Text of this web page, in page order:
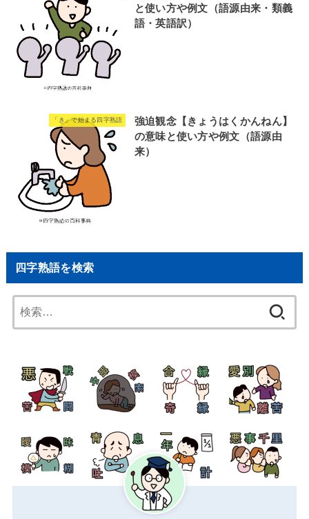
と使い方や例文（語源由来・類義
語・英語訳）
「き」で始まる四字熟語
強迫観念【きょうはくかんねん】
の意味と使い方や例文（語源由
来）
四字熟語を検索
索: